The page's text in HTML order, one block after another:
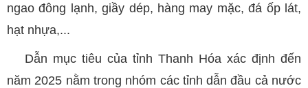
ngao đông lạnh, giầy dép, hàng may mặc, đá ốp lát,
hạt nhựa,...
Dẫn mục tiêu của tỉnh Thanh Hóa xác định đến
năm 2025 nằm trong nhóm các tỉnh dẫn đầu cả nước